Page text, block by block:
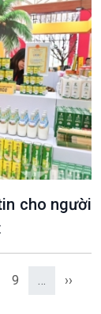
cho người
9 … ››